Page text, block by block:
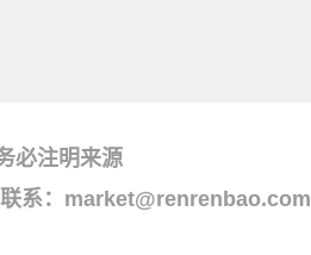
必注明来源
系：market@renrenbao.com